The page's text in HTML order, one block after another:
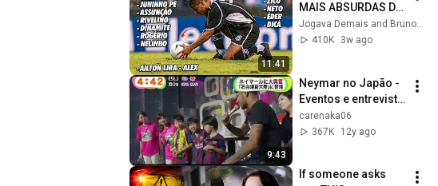
11:41
MAIS ABSURDAS DE
CADA ESPECIALISTA
😳 PARTE 1
Jogava Demais and BrunoA10 Fut
410K
3w ago
9:43
Neymar no Japão -
Eventos e entrevista
- Events in Japan
31/07/2014
carenaka06
367K
12y ago
If someone asks